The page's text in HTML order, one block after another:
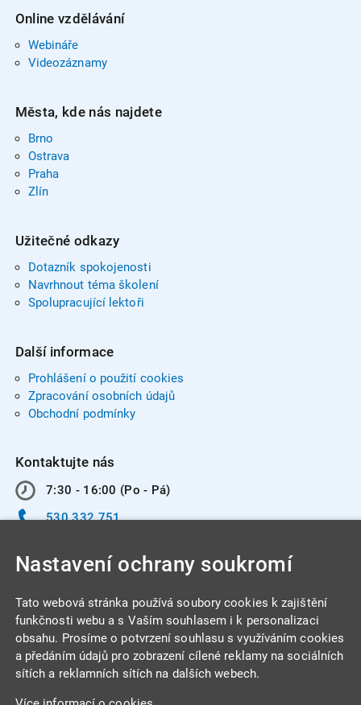
Online vzdělávání
Webináře
Videozáznamy
Města, kde nás najdete
Brno
Ostrava
Praha
Zlín
Užitečné odkazy
Dotazník spokojenosti
Navrhnout téma školení
Spolupracující lektoři
Další informace
Prohlášení o použití cookies
Zpracování osobních údajů
Obchodní podmínky
Kontaktujte nás
7:30 - 16:00 (Po - Pá)
530 332 751
INTEGRA CENTRUM s.r.o.
Jabloňová 662/7
Nastavení ochrany soukromí
Tato webová stránka používá soubory cookies k zajištění
funkčnosti webu a s Vaším souhlasem i k personalizaci
obsahu. Prosíme o potvrzení souhlasu s využíváním cookies
a předáním údajů pro zobrazení cílené reklamy na sociálních
sítích a reklamních sítích na dalších webech.